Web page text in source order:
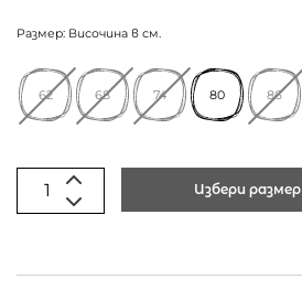
Размер: Височина в см.
62 68 74 80 86
Избери размер